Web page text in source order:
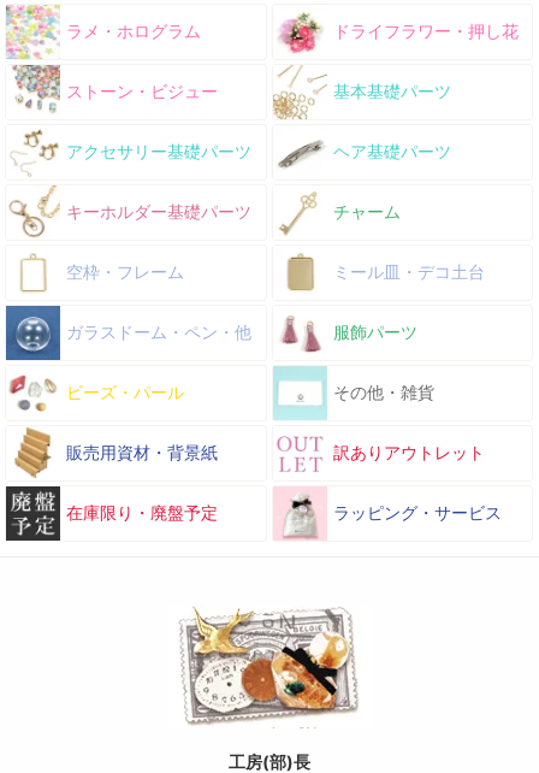
ラメ・ホログラム ドライフラワー・押し花
ストーン・ビジュー 基本基礎パーツ
アクセサリー基礎パーツ ヘア基礎パーツ
キーホルダー基礎パーツ チャーム
空枠・フレーム ミール皿・デコ土台
ガラスドーム・ペン・他 服飾パーツ
ビーズ・パール その他・雑貨
販売用資材・背景紙 訳ありアウトレット
在庫限り・廃盤予定 ラッピング・サービス
工房(部)長